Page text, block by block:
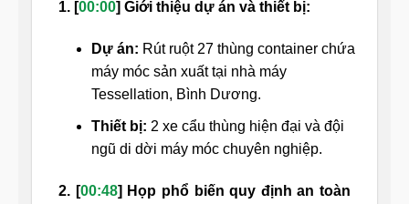
1. [00:00] Giới thiệu dự án và thiết bị:
Dự án: Rút ruột 27 thùng container chứa
máy móc sản xuất tại nhà máy
Tessellation, Bình Dương.
Thiết bị: 2 xe cẩu thùng hiện đại và đội
ngũ di dời máy móc chuyên nghiệp.
2. [00:48] Họp phổ biến quy định an toàn